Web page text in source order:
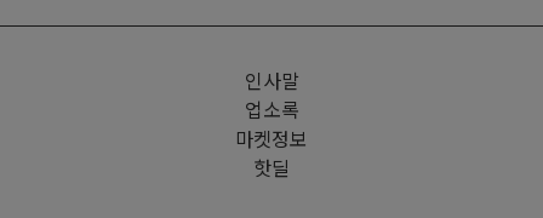
인사말
업소록
마켓정보
핫딜